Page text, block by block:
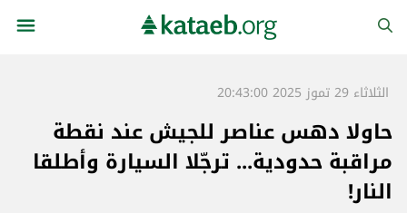
الثلاثاء 29 تموز 2025 20:43:00
حاولا دهس عناصر للجيش عند نقطة
مراقبة حدودية... ترجّلا السيارة وأطلقا
النار!